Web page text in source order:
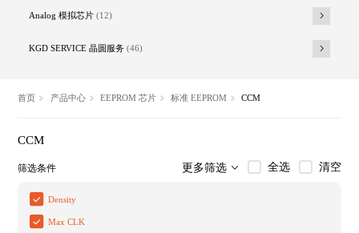
Analog 模拟芯片 (12)
KGD SERVICE 晶圆服务 (46)
首页 产品中心 EEPROM 芯片 标准 EEPROM CCM
CCM
筛选条件 更多筛选 全选 清空
Density
Max CLK